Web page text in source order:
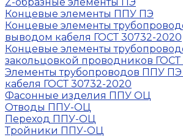
Концевые элементы ППУ ПЭ
Концевые элементы
выводом кабеля ГОСТ 30732-2020
Концевые элементы
закольцовкой проводников
Элементы трубопроводов ППУ
кабеля ГОСТ 30732-2020
Фасонные изделия ППУ ОЦ
Отводы ППУ-ОЦ
Переход ППУ-ОЦ
Тройники ППУ-ОЦ